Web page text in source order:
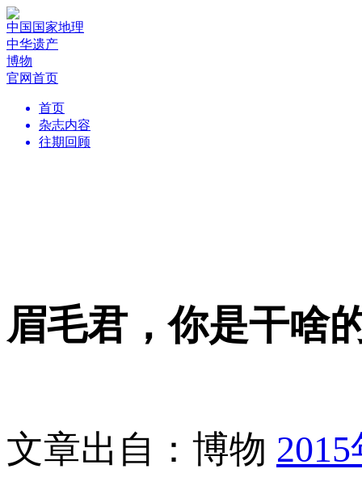
中国国家地理
中华遗产
博物
官网首页
首页
杂志内容
往期回顾
眉毛君，你是干啥
文章出自：博物